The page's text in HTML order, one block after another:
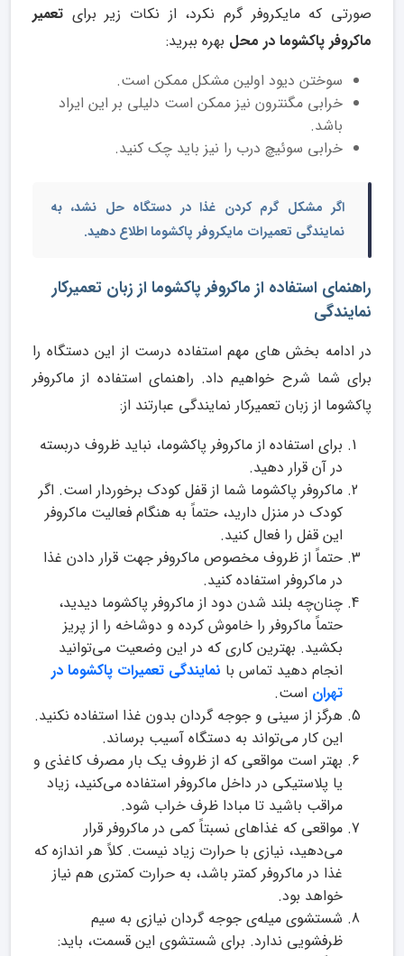
صورتی که مایکروفر گرم نکرد، از نکات زیر برای تعمیر
ماکروفر پاکشوما در محل بهره ببرید:
سوختن دیود اولین مشکل ممکن است.
خرابی مگنترون نیز ممکن است دلیلی بر این ایراد
باشد.
خرابی سوئیچ درب را نیز باید چک کنید.
اگر مشکل گرم کردن غذا در دستگاه حل نشد، به
نمایندگی تعمیرات مایکروفر پاکشوما اطلاع دهید.
راهنمای استفاده از ماکروفر پاکشوما از زبان تعمیرکار
نمایندگی
در ادامه بخش های مهم استفاده درست از این دستگاه را
برای شما شرح خواهیم داد. راهنمای استفاده از ماکروفر
پاکشوما از زبان تعمیرکار نمایندگی عبارتند از:
برای استفاده از ماکروفر پاکشوما، نباید ظروف دربسته
در آن قرار دهید.
ماکروفر پاکشوما شما از قفل کودک برخوردار است. اگر
کودک در منزل دارید، حتماً به هنگام فعالیت ماکروفر
این قفل را فعال کنید.
حتماً از ظروف مخصوص ماکروفر جهت قرار دادن غذا
در ماکروفر استفاده کنید.
چنان‌چه بلند شدن دود از ماکروفر پاکشوما دیدید،
حتماً ماکروفر را خاموش کرده و دوشاخه را از پریز
بکشید. بهترین کاری که در این وضعیت می‌توانید
انجام دهید تماس با نمایندگی تعمیرات پاکشوما در
تهران است.
هرگز از سینی و جوجه گردان بدون غذا استفاده نکنید.
این کار می‌تواند به دستگاه آسیب برساند.
بهتر است مواقعی که از ظروف یک بار مصرف کاغذی و
یا پلاستیکی در داخل ماکروفر استفاده می‌کنید، زیاد
مراقب باشید تا مبادا ظرف خراب شود.
مواقعی که غذاهای نسبتاً کمی در ماکروفر قرار
می‌دهید، نیازی با حرارت زیاد نیست. کلاً هر اندازه که
غذا در ماکروفر کمتر باشد، به حرارت کمتری هم نیاز
خواهد بود.
شستشوی میله‌ی جوجه گردان نیازی به سیم
ظرفشویی ندارد. برای شستشوی این قسمت، باید: